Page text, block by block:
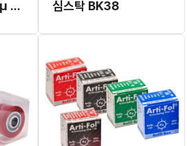
바우쉬 교합지 100μ 프로그래스100 심스탁 BK38